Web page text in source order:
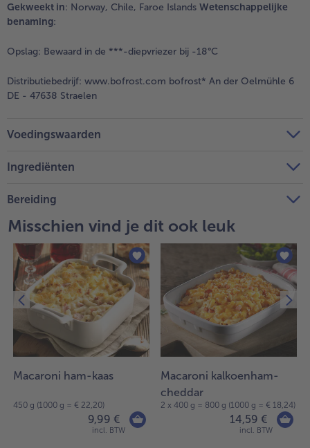
Gekweekt in: Norway, Chile, Faroe Islands Wetenschappelijke
benaming:
Opslag: Bewaard in de ***-diepvriezer bij -18°C
Distributiebedrijf: www.bofrost.com bofrost* An der Oelmühle 6
DE - 47638 Straelen
Voedingswaarden
Ingrediënten
Bereiding
Misschien vind je dit ook leuk
Macaroni ham-kaas
450 g (1000 g = € 22,20)
9,99 €
incl. BTW
Macaroni kalkoenham-
cheddar
2 x 400 g = 800 g (1000 g = € 18,24)
14,59 €
incl. BTW